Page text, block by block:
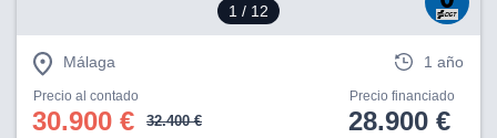
1 / 12
Málaga 1 año
Precio al contado
30.900 € 32.400 €
Precio financiado
28.900 €